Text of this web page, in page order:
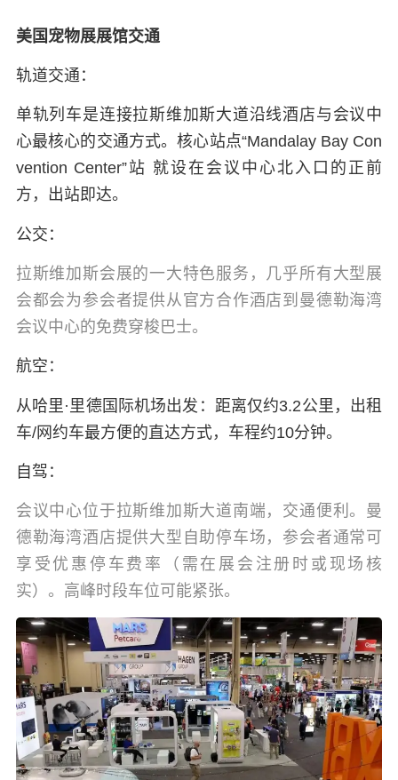
美国宠物展展馆交通
轨道交通：
单轨列车是连接拉斯维加斯大道沿线酒店与会议中
心最核心的交通方式。核心站点“Mandalay Bay Con
vention Center”站 就设在会议中心北入口的正前
方，出站即达。
公交：
拉斯维加斯会展的一大特色服务，几乎所有大型展
会都会为参会者提供从官方合作酒店到曼德勒海湾
会议中心的免费穿梭巴士。
航空：
从哈里·里德国际机场出发： 距离仅约3.2公里，出租
车/网约车最方便的直达方式，车程约10分钟。
自驾：
会议中心位于拉斯维加斯大道南端，交通便利。曼
德勒海湾酒店提供大型自助停车场，参会者通常可
享受优惠停车费率（需在展会注册时或现场核
实）。高峰时段车位可能紧张。